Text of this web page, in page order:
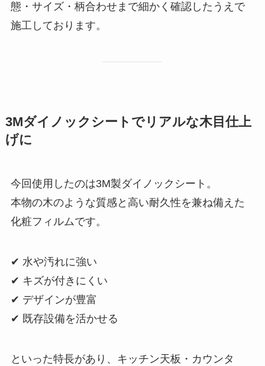
態・サイズ・柄合わせまで細かく確認したうえで
施工しております。
3Mダイノックシートでリアルな木目仕上
げに
今回使用したのは3M製ダイノックシート。
本物の木のような質感と高い耐久性を兼ね備えた
化粧フィルムです。
✔ 水や汚れに強い
✔ キズが付きにくい
✔ デザインが豊富
✔ 既存設備を活かせる
といった特長があり、キッチン天板・カウンタ